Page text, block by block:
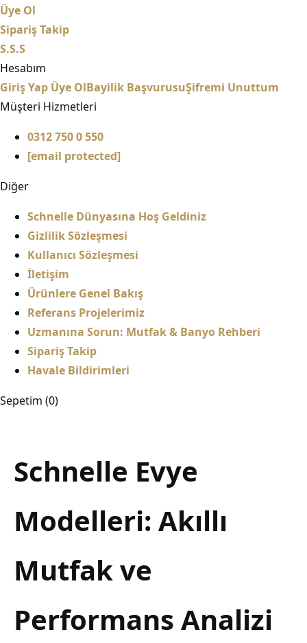
Üye Ol
Sipariş Takip
S.S.S
Hesabım
Giriş Yap Üye OlBayilik BaşvurusuŞifremi Unuttum
Müşteri Hizmetleri
0312 750 0 550
[email protected]
Diğer
Schnelle Dünyasına Hoş Geldiniz
Gizlilik Sözleşmesi
Kullanıcı Sözleşmesi
İletişim
Ürünlere Genel Bakış
Referans Projelerimiz
Uzmanına Sorun: Mutfak & Banyo Rehberi
Sipariş Takip
Havale Bildirimleri
Sepetim (0)
Schnelle Evye
Modelleri: Akıllı
Mutfak ve
Performans Analizi